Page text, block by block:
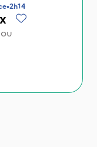
•2h14